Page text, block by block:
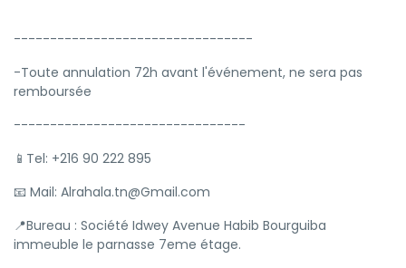
---------------------------------
-Toute annulation 72h avant l'événement, ne sera pas
remboursée
--------------------------------
📱Tel: +216 90 222 895
📧 Mail: Alrahala.tn@Gmail.com
📍Bureau : Société Idwey Avenue Habib Bourguiba
immeuble le parnasse 7eme étage.